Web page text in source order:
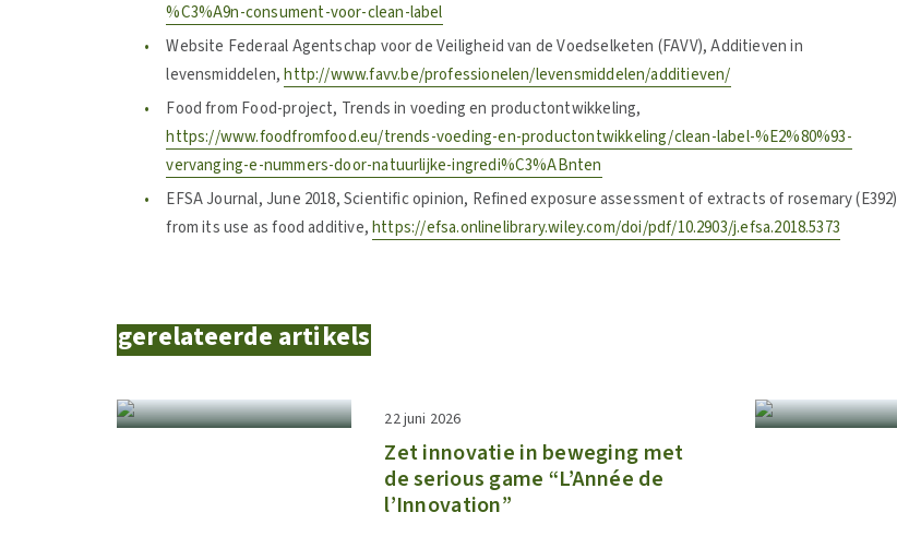
%C3%A9n-consument-voor-clean-label
Website Federaal Agentschap voor de Veiligheid van de Voedselketen (FAVV), Additieven in
levensmiddelen,http://www.favv.be/professionelen/levensmiddelen/additieven/
Food from Food-project, Trends in voeding en productontwikkeling,
https://www.foodfromfood.eu/trends-voeding-en-productontwikkeling/clean-label-%E2%80%93-
vervanging-e-nummers-door-natuurlijke-ingredi%C3%ABnten
EFSA Journal, June 2018, Scientific opinion, Refined exposure assessment of extracts of rosemary (E392)
from its use as food additive,https://efsa.onlinelibrary.wiley.com/doi/pdf/10.2903/j.efsa.2018.5373
gerelateerde artikels
22 juni 2026
Zet innovatie in beweging met
de serious game “L’Année de
l’Innovation”